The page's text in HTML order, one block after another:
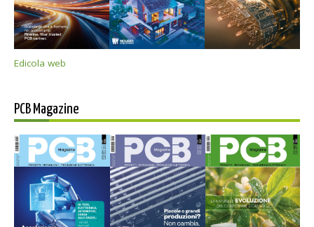
Edicola web
PCB Magazine